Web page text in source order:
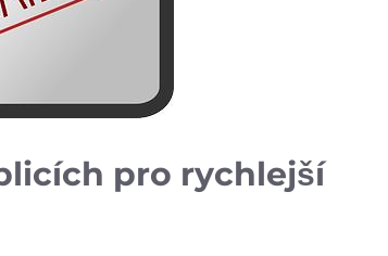
pro rychlejší